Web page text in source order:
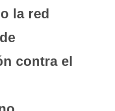
la red
contra el